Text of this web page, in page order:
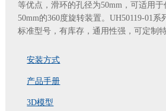
等优点，滑环的孔径为50mm，可适用
50mm的360度旋转装置。UH50119-01
标准型号，有库存，通用性强，可定制特
安装方式
产品手册
3D模型